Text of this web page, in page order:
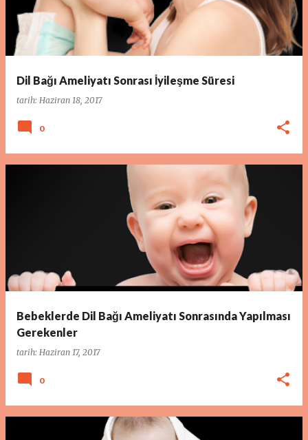
Dil Bağı Ameliyatı Sonrası İyileşme Süresi
tarih: Haziran 18, 2017
0
Bebeklerde Dil Bağı Ameliyatı Sonrasında Yapılması
Gerekenler
tarih: Haziran 17, 2017
0